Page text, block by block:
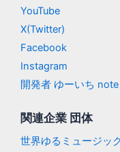
YouTube
X(Twitter)
Facebook
Instagram
開発者 ゆーいち note
関連企業 団体
世界ゆるミュージッ